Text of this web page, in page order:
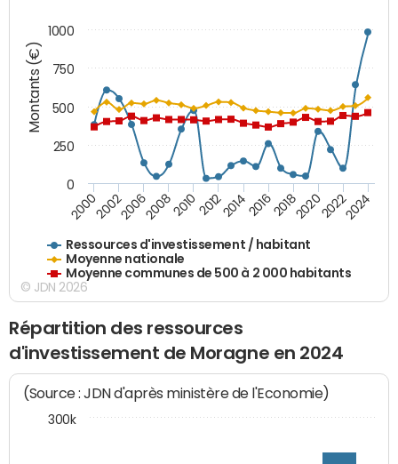
Montants (€)
Ressources d'investissement / habitant
Moyenne nationale
Moyenne communes de 500 à 2 000 habitants
200020022006200820102012201420162018202020222024
0
250
500
750
1000
© JDN 2026
Répartition des ressources
d'investissement de Moragne en 2024
(Source : JDN d'après ministère de l'Economie)
300k